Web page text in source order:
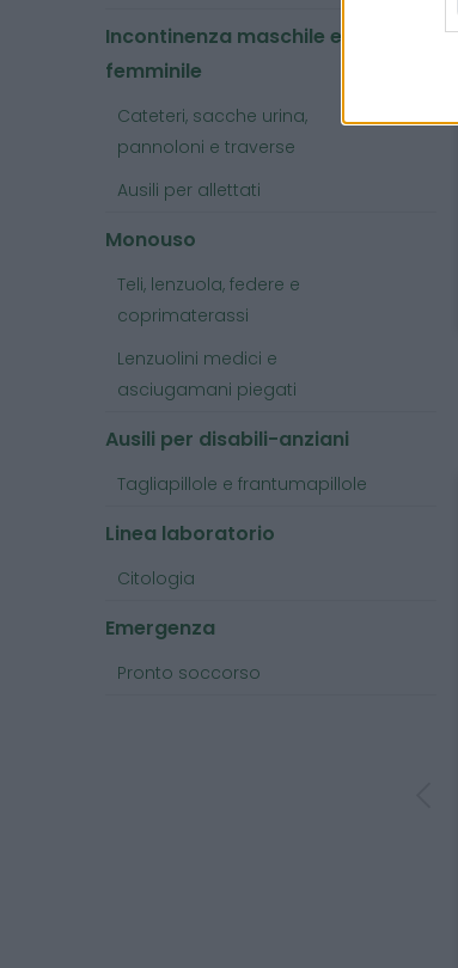
Guanti in
elasticizzati
S-M-L-XL -
pezzi -
2,50 € (iva
Incontinenza maschile e
femminile
Cateteri, sacche urina,
pannoloni e traverse
Ausili per allettati
Monouso
Teli, lenzuola, federe e
coprimaterassi
Lenzuolini medici e
asciugamani piegati
Ausili per disabili-anziani
Tagliapillole e frantumapillole
Linea laboratorio
Citologia
Emergenza
Pronto soccorso